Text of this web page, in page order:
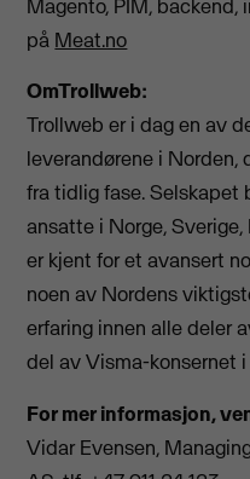
Magento, PIM, backend,
på Meat.no
OmTrollweb:
Trollweb er i dag en av
leverandørene i Norden,
fra tidlig fase. Selskapet
ansatte i Norge,
er kjent for et avansert
noen av Nordens
erfaring innen alle deler
del av Visma-konsernet
For mer informasjon,
Vidar Evensen,